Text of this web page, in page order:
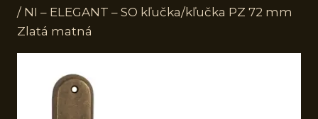
/ NI – ELEGANT – SO kľučka/kľučka PZ 72 mm
Zlatá matná